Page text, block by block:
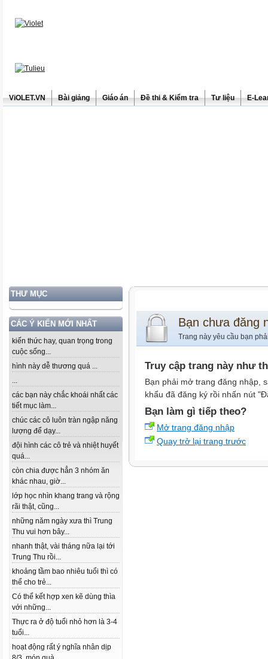
ViOLET.VN Bài giảng Giáo án Đề thi & Kiểm tra Tư liệu E-
THƯ MỤC
CÁC Ý KIẾN MỚI NHẤT
kiến thức hay, quan trọng trong
cuộc sống...
hình này dễ thương quá ...
...
các bạn này chắc khoái nhất các
tiết mục làm...
chúc các cô luôn tràn ngập năng
lượng để dạy...
đội hình các cô trẻ và nhiệt huyết
quá...
còn chia được hẳn 3 nhóm ăn
khác nhau, giờ...
lớp học nhìn khang trang và rộng
rãi thật, cũng...
những năm ngày xưa thì Trung
Thu vui hơn bây...
nhanh thật, vài tháng nữa lại tới
Trung Thu rồi...
khoảng tầm bao nhiêu tuổi thì có
thể cho trẻ...
Có thể kết hợp xen kẽ dùng thìa
với những...
Thực ra ở độ tuổi nhỏ hơn là 3-4
tuổi...
hoạt động rất ý nghĩa nhân dịp
Bạn chưa đăng
Trang này yêu cầu bạn
Truy cập trang này như
Bạn phải mở trang đăng nhập,
khẩu đã đăng ký rồi nhấn nút
Bạn làm gì tiếp theo?
Mở trang đăng nhập
Quay trở lại trang trước